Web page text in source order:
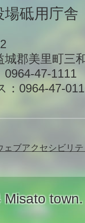
場砥用庁舎
城郡美里町三
0964-47-1111
：0964-47-
ェブアクセシビリ